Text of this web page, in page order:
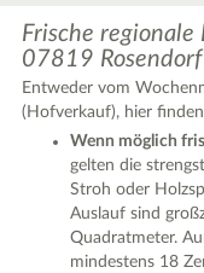
Leaflet| © OpenStreetMap
OpenStreetMap
Frische
07819
Entweder vom
(Hofverkauf), hier
Wenn möglich
gelten die
Stroh oder
Auslauf sind
Quadratmeter.
mindestens 18